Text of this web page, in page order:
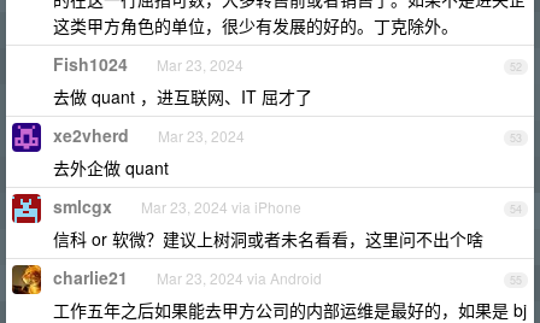
这类甲方角色的单位，很少有发展的好的。丁克除外。
52
Fish1024 Mar 23, 2024
去做 quant ，进互联网、IT 屈才了
53
xe2vherd Mar 23, 2024
去外企做 quant
54
smlcgx Mar 23, 2024 via iPhone
信科 or 软微？建议上树洞或者未名看看，这里问不出个啥
55
charlie21 Mar 23, 2024 via Android
工作五年之后如果能去甲方公司的内部运维是最好的，如果是 bj